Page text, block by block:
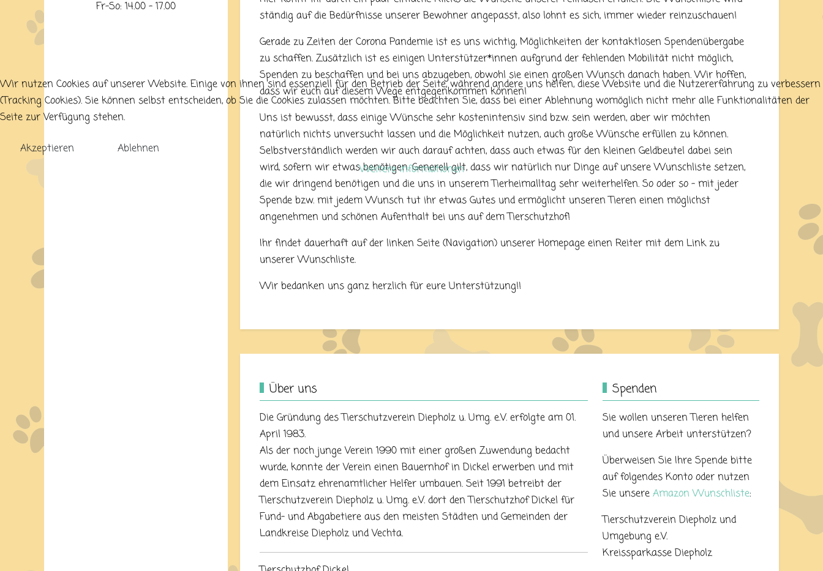
Fr-So: 14.00 - 17.00
ständig auf die Bedürfnisse unserer Bewohner angepasst, also lohnt es sich, immer wieder reinzuschauen!
Gerade zu Zeiten der Corona Pandemie ist es uns wichtig, Möglichkeiten der kontaktlosen Spendenübergabe
zu schaffen. Zusätzlich ist es einigen Unterstützer*innen aufgrund der fehlenden Mobilität nicht möglich,
Spenden zu beschaffen und bei uns abzugeben, obwohl sie einen großen Wunsch danach haben. Wir hoffen,
dass wir euch auf diesem Wege entgegenkommen können!
Uns ist bewusst, dass einige Wünsche sehr kostenintensiv sind bzw. sein werden, aber wir möchten
natürlich nichts unversucht lassen und die Möglichkeit nutzen, auch große Wünsche erfüllen zu können.
Selbstverständlich werden wir auch darauf achten, dass auch etwas für den kleinen Geldbeutel dabei sein
wird, sofern wir etwas benötigen. Generell gilt, dass wir natürlich nur Dinge auf unsere Wunschliste setzen,
die wir dringend benötigen und die uns in unserem Tierheimalltag sehr weiterhelfen. So oder so - mit jeder
Spende bzw. mit jedem Wunsch tut ihr etwas Gutes und ermöglicht unseren Tieren einen möglichst
angenehmen und schönen Aufenthalt bei uns auf dem Tierschutzhof!
Ihr findet dauerhaft auf der linken Seite (Navigation) unserer Homepage einen Reiter mit dem Link zu
unserer Wunschliste.
Wir bedanken uns ganz herzlich für eure Unterstützung!!
Über uns
Die Gründung des Tierschutzverein Diepholz u. Umg. e.V. erfolgte am 01.
April 1983.
Als der noch junge Verein 1990 mit einer großen Zuwendung bedacht
wurde, konnte der Verein einen Bauernhof in Dickel erwerben und mit
dem Einsatz ehrenamtlicher Helfer umbauen. Seit 1991 betreibt der
Tierschutzverein Diepholz u. Umg. e.V. dort den Tierschutzhof Dickel für
Fund- und Abgabetiere aus den meisten Städten und Gemeinden der
Landkreise Diepholz und Vechta.
Spenden
Sie wollen unseren Tieren helfen
und unsere Arbeit unterstützen?
Überweisen Sie Ihre Spende bitte
auf folgendes Konto oder nutzen
Sie unsere Amazon Wunschliste:
Tierschutzverein Diepholz und
Umgebung e.V.
Kreissparkasse Diepholz
Wir nutzen Cookies auf unserer Website. Einige von ihnen sind essenziell für den Betrieb der Seite, während andere uns helfen, diese Website und die Nutzererfahrung zu verbessern
(Tracking Cookies). Sie können selbst entscheiden, ob Sie die Cookies zulassen möchten. Bitte beachten Sie, dass bei einer Ablehnung womöglich nicht mehr alle Funktionalitäten der
Seite zur Verfügung stehen.
Akzeptieren
Ablehnen
Weitere Informationen